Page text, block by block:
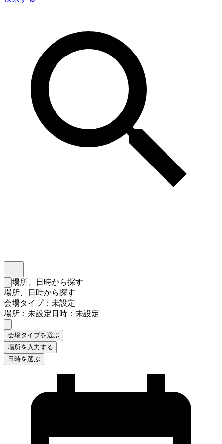
検索フォームを閉じる
場所、日時から探す
場所、日時から探す
会場タイプ：未設定
場所：未設定日時：未設定
会場タイプを選ぶ
場所を入力する
日時を選ぶ